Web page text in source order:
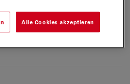
Alle Cookies akzeptieren